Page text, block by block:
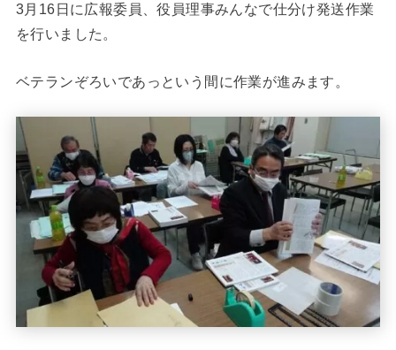
3月16日に広報委員、役員理事みんなで仕分け発送作業
を行いました。
ベテランぞろいであっという間に作業が進みます。